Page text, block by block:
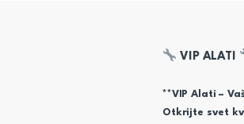
VIP ALATI
**VIP Alati –
Otkrijte svet